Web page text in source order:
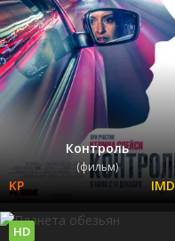
Контроль
(фильм)
HD